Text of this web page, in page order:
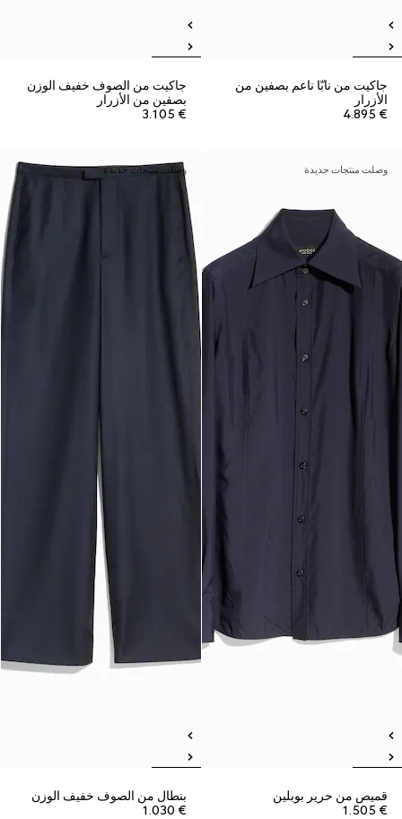
جاكيت من نابّا ناعم بصفين من
الأزرار
€ 4.895
جاكيت من الصوف خفيف الوزن
بصفين من الأزرار
€ 3.105
وصلت منتجات جديدة
قميص من حرير بوبلين
€ 1.505
وصلت منتجات جديدة
بنطال من الصوف خفيف الوزن
€ 1.030